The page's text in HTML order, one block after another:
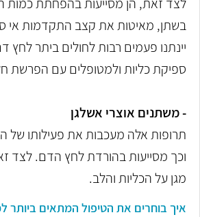
בשתן, מאיטות את קצב התקדמות אי
יינתנו פעמים רבות לחולים ביתר לחץ
ספיקת כליותולמטופלים עם הפרשת
- משתנים אוצרי אשלגן
תרופות אלה מעכבות את פעילותו של
וכך מסייעות בהורדתלחץ הדם. לצד
מגן על הכליות והלב.
איך בוחרים את הטיפול המתאים ביותר